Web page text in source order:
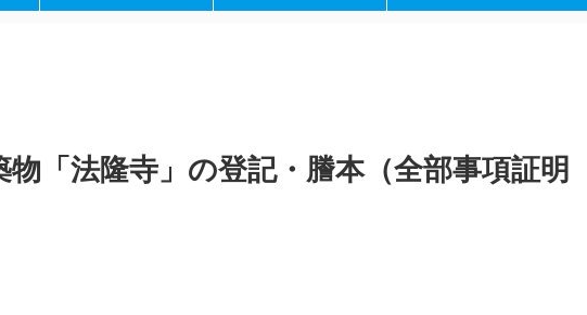
「法隆寺」の登記・謄本（全部事項証明